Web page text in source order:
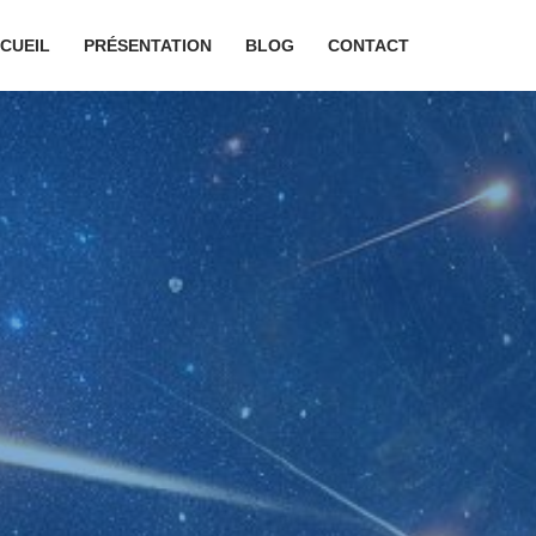
PRÉSENTATION BLOG CONTACT